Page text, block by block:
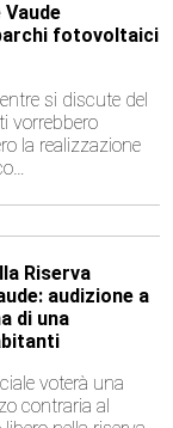
Vaude
fotovoltaici
si discute del
vorrebbero
la realizzazione
Riserva
audizione a
di una
voterà una
contraria al